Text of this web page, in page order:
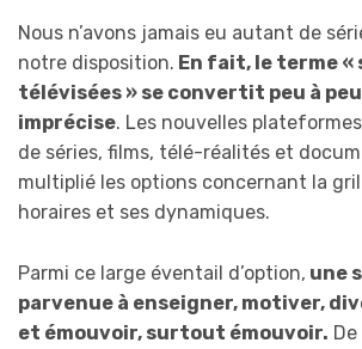
Nous n’avons jamais eu autant de
notre disposition. En fait, le terme «
télévisées » se convertit peu à
imprécise. Les nouvelles
de séries, films, télé-réalités et
multiplié les options concernant la
horaires et ses dynamiques.
Parmi ce large éventail d’option, une
parvenue à enseigner, motiver,
et émouvoir, surtout émouvoir.